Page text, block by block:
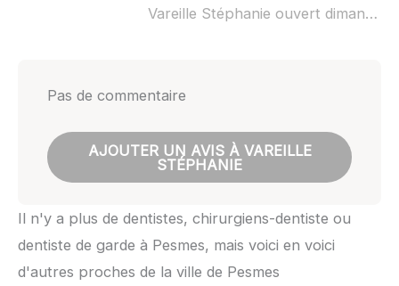
Vareille Stéphanie ouvert dimanche :
Pas de commentaire
AJOUTER UN AVIS À VAREILLE
STÉPHANIE
Il n'y a plus de dentistes, chirurgiens-dentiste ou
dentiste de garde à Pesmes, mais voici en voici
d'autres proches de la ville de Pesmes